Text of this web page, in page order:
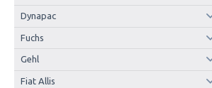
Dynapac
Fuchs
Gehl
Fiat Allis